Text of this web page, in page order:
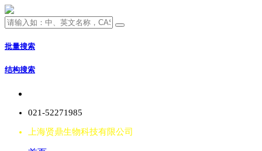
批量搜索
结构搜索
021-52271985
上海贤鼎生物科技有限公司